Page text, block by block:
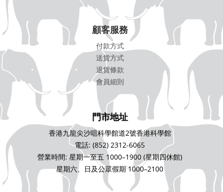
顧客服務
付款方式
送貨方式
退貨條款
會員細則
門市地址
香港九龍尖沙咀科學館道2號香港科學館
電話: (852) 2312-6065
營業時間: 星期一至五 1000–1900 (星期四休館)
星期六、日及公眾假期 1000–2100